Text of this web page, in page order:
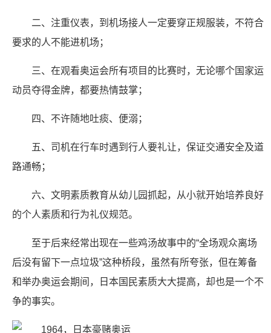
二、注重仪表，到机场接人一定要穿正规服装，不符合
要求的人不能进机场；
三、在观看奥运会所有项目的比赛时，无论哪个国家运
动员夺得金牌，都要热情鼓掌；
四、不许随地吐痰、便溺；
五、司机在行车时遇到行人要礼让，保证交通安全及道
路通畅；
六、文明素质教育从幼儿园抓起，从小就开始培养良好
的个人素质和行为礼仪规范。
至于后来经常出现在一些鸡汤故事中的“全场观众离场
后没有留下一点垃圾”这种桥段，虽然有所夸张，但在筹备
和举办奥运会期间，日本国民素质大大提高，却也是一个不
争的事实。